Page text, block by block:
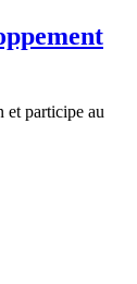
et participe au